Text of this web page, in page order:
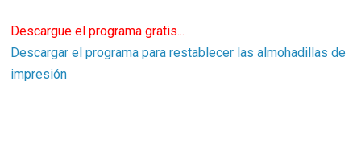
Descargue el programa gratis...
Descargar el programa para restablecer las almohadillas de
impresión